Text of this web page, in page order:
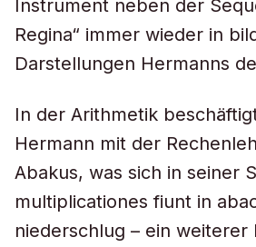
Instrument neben der
Regina“ immer wieder in
Darstellungen Hermanns
In der Arithmetik
Hermann mit der
Abakus, was sich in seiner
multiplicationes fiunt in
niederschlug – ein weiterer